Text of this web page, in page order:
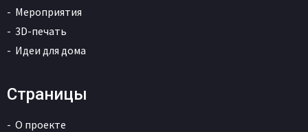
Мероприятия
3D-печать
Идеи для дома
Страницы
О проекте